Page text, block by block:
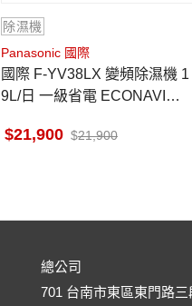
除濕機
Panasonic 國際
國際 F-YV38LX 變頻除濕機 1
9L/日 一級省電 ECONAVI智
21,900 21,900
總公司
701 台南市東區東門路